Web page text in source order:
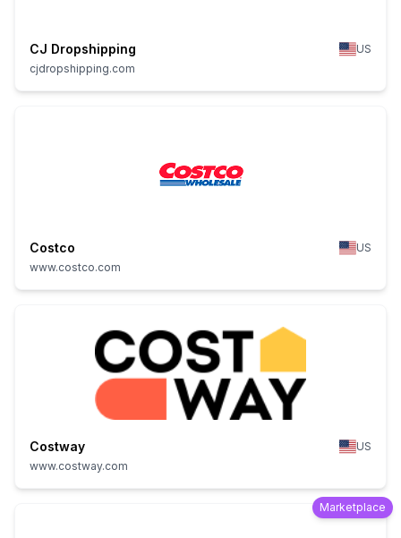
CJ Dropshipping
US
cjdropshipping.com
Costco
US
www.costco.com
Costway
US
www.costway.com
Marketplace